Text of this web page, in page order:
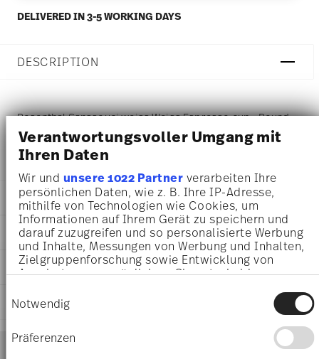
Verantwortungsvoller Umgang mit
Ihren Daten
Wir und unsere 1022 Partnerverarbeiten Ihre
persönlichen Daten, wie z. B. Ihre IP-Adresse,
mithilfe von Technologien wie Cookies, um
Informationen auf Ihrem Gerät zu speichern und
darauf zuzugreifen und so personalisierte Werbung
und Inhalte, Messungen von Werbung und Inhalten,
Zielgruppenforschung sowie Entwicklung von
Angeboten zu ermöglichen. Sie entscheiden
Sie können Ihre Einwilligung jederzeit über die
Cookie-Erklärung oder durch Klicken auf das
Privacy Trigger Symbol ändern oder widerrufen
Notwendig
Präferenzen
DELIVERED IN 3-5 WORKING DAYS
DESCRIPTION
Rosenthal Sanssouci weiss Weiss Espresso cup - Round -
Ø 5,4 cm - h 5,9 cm - 0,090 l, Porcelain White
DETAILS
Rosenthal
Sanssouci Weiss
White
Porcelain
4012438123509
DIMENSIONS
5,40 cm
7,70 cm
5,90 cm
CARE AND SAFETY INFORMATION
SHIPPING AND RETURNS
Footer
Services